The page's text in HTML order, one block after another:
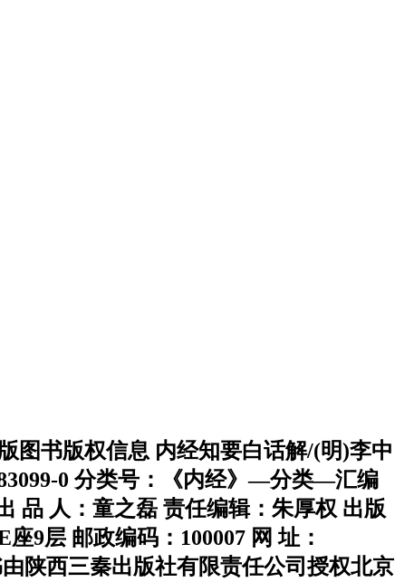
图书版权信息 内经知要白话解/(明)李中
0 分类号：《内经》—分类—汇编
品 人：童之磊 责任编辑：朱厚权 出版
9层 邮政编码：100007 网 址：
陕西三秦出版社有限责任公司授权北京